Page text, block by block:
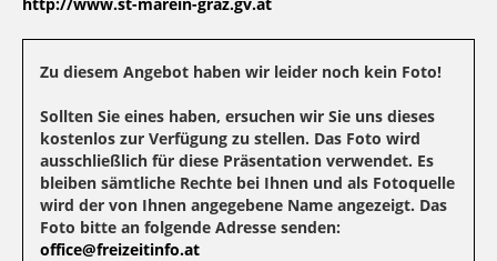
http://www.st-marein-graz.gv.at
Zu diesem Angebot haben wir leider noch kein Foto!
Sollten Sie eines haben, ersuchen wir Sie uns dieses
kostenlos zur Verfügung zu stellen. Das Foto wird
ausschließlich für diese Präsentation verwendet. Es
bleiben sämtliche Rechte bei Ihnen und als Fotoquelle
wird der von Ihnen angegebene Name angezeigt. Das
Foto bitte an folgende Adresse senden:
office@freizeitinfo.at